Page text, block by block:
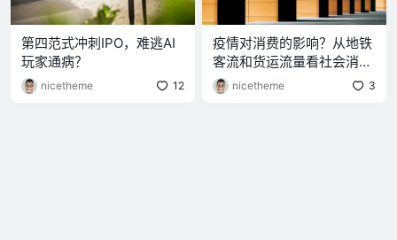
第四范式冲刺IPO，难逃AI
玩家通病？
nicetheme 12
疫情对消费的影响？从地铁
客流和货运流量看社会消费
品零售nicetheme 3